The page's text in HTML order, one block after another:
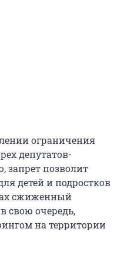
ограничения
депутатов-
запрет позволит
детей и подростков
сжиженный
свою очередь,
на территории